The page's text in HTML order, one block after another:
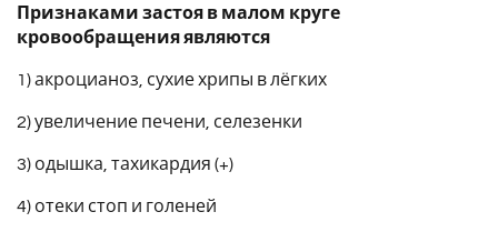
Признаками застоя в малом круге
кровообращения являются
1) акроцианоз, сухие хрипы в лёгких
2) увеличение печени, селезенки
3) одышка, тахикардия (+)
4) отеки стоп и голеней